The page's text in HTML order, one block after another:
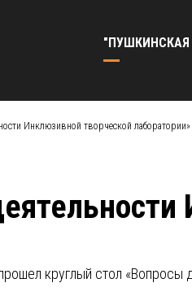
"ПУШКИНСКАЯ
Инклюзивной творческой лаборатории»
круглый стол «Вопросы